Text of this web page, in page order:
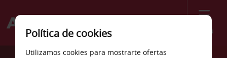
Menú
Welcome
Política de cookies
Utilizamos cookies para mostrarte ofertas